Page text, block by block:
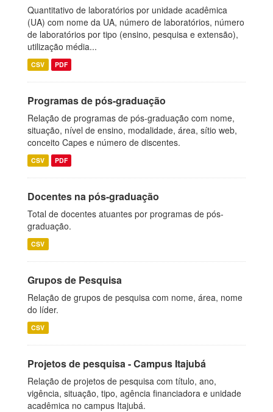
Quantitativo de laboratórios por unidade acadêmica
(UA) com nome da UA, número de laboratórios, número
de laboratórios por tipo (ensino, pesquisa e extensão),
utilização média...
CSV PDF
Programas de pós-graduação
Relação de programas de pós-graduação com nome,
situação, nível de ensino, modalidade, área, sítio web,
conceito Capes e número de discentes.
CSV PDF
Docentes na pós-graduação
Total de docentes atuantes por programas de pós-
graduação.
CSV
Grupos de Pesquisa
Relação de grupos de pesquisa com nome, área, nome
do líder.
CSV
Projetos de pesquisa - Campus Itajubá
Relação de projetos de pesquisa com título, ano,
vigência, situação, tipo, agência financiadora e unidade
acadêmica no campus Itajubá.